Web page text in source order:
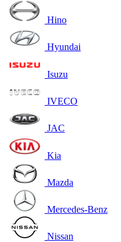
Hino
Hyundai
Isuzu
IVECO
JAC
Kia
Mazda
Mercedes-Benz
Nissan